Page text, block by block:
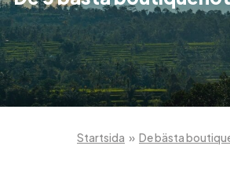
Startsida » De bästa